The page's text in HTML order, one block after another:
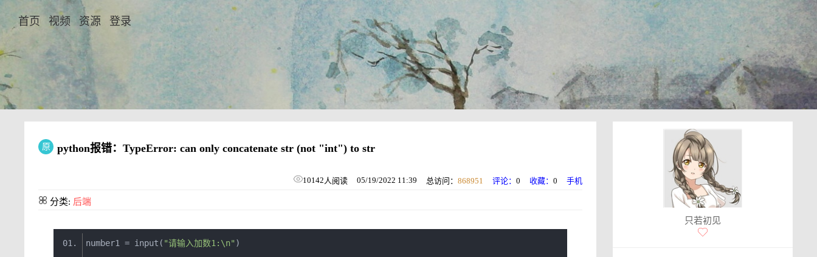
首页 视频 资源 登录
原 python报错：TypeError: can only concatenate str (not "int") to str
10142人阅读 05/19/2022 11:39 总访问：868951 评论：0 收藏：0 手机
分类: 后端
number1 = input ( "请输入加数1:\n" )
只若初见